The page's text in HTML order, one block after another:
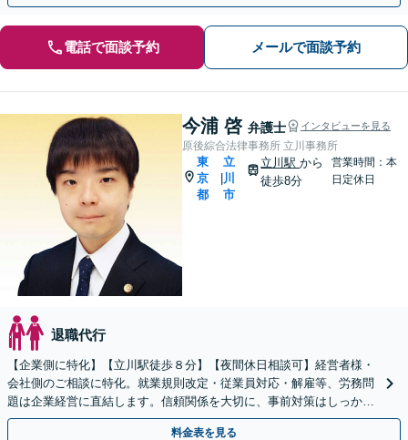
電話で面談予約 メールで面談予約
今浦 啓 弁護士 インタビューを見る
原後綜合法律事務所 立川事務所
東
京
都
立
川
市
立川駅から
徒歩8分
営業時間：本
日定休日
退職代行
【企業側に特化】【立川駅徒歩８分】【夜間休日相談可】経営者様・
会社側のご相談に特化。就業規則改定・従業員対応・解雇等、労務問
題は企業経営に直結します。信頼関係を大切に、事前対策はしっかり
と、起きたトラブルは最小限に抑えるよう尽力します。
料金表を見る